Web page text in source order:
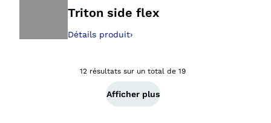
Triton side flex
Détails produit›
12 résultats sur un total de 19
Afficher plus